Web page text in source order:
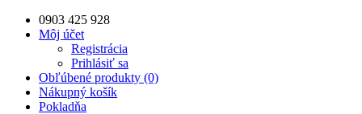
0903 425 928
Môj účet
Registrácia
Prihlásiť sa
Obľúbené produkty (0)
Nákupný košík
Pokladňa